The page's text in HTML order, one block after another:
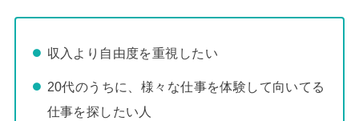
収入より自由度を重視したい
20代のうちに、様々な仕事を体験して向いてる
仕事を探したい人